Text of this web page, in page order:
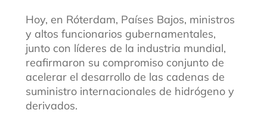
Hoy, en Róterdam, Países Bajos, ministros
y altos funcionarios gubernamentales,
junto con líderes de la industria mundial,
reafirmaron su compromiso conjunto de
acelerar el desarrollo de las cadenas de
suministro internacionales de hidrógeno y
derivados.